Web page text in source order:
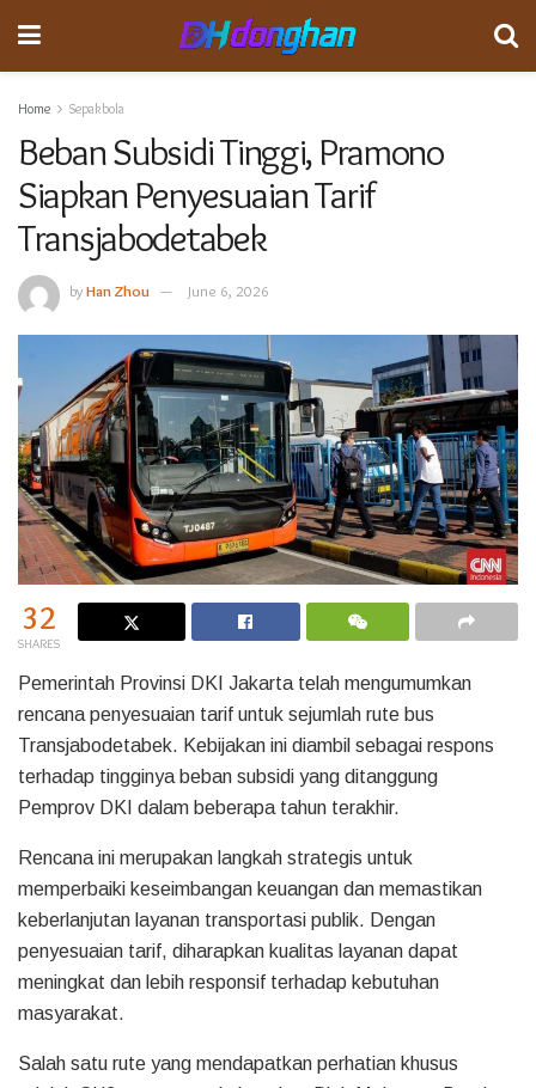
Home Sepakbola
Beban Subsidi Tinggi, Pramono
Siapkan Penyesuaian Tarif
Transjabodetabek
byHan Zhou June 6, 2026
32
SHARES
Pemerintah Provinsi DKI Jakarta telah mengumumkan
rencana penyesuaian tarif untuk sejumlah rute bus
Transjabodetabek. Kebijakan ini diambil sebagai respons
terhadap tingginya beban subsidi yang ditanggung
Pemprov DKI dalam beberapa tahun terakhir.
Rencana ini merupakan langkah strategis untuk
memperbaiki keseimbangan keuangan dan memastikan
keberlanjutan layanan transportasi publik. Dengan
penyesuaian tarif, diharapkan kualitas layanan dapat
meningkat dan lebih responsif terhadap kebutuhan
masyarakat.
Salah satu rute yang mendapatkan perhatian khusus